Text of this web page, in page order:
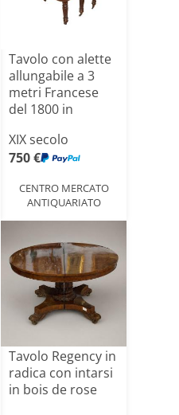
Tavolo con alette
allungabile a 3
metri Francese
del 1800 in
XIX secolo
750 €
CENTRO MERCATO
ANTIQUARIATO
Tavolo Regency in
radica con intarsi
in bois de rose